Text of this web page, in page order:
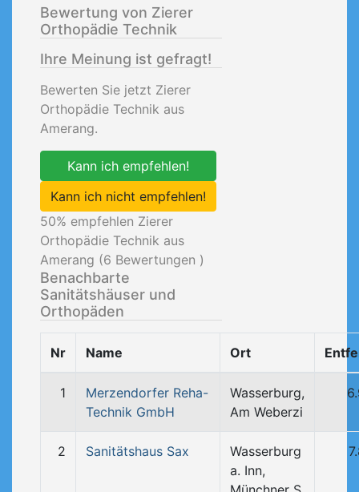
Bewertung von Zierer
Orthopädie Technik
Ihre Meinung ist gefragt!
Bewerten Sie jetzt Zierer
Orthopädie Technik aus
Amerang.
Kann ich empfehlen!
Kann ich nicht empfehlen!
50% empfehlen Zierer
Orthopädie Technik aus
Amerang (6 Bewertungen )
Benachbarte
Sanitätshäuser und
Orthopäden
Nr Name Ort
1
Merzendorfer Reha-
Technik GmbH
Wasserburg,
Am Weberzi
2 Sanitätshaus Sax
Wasserburg
a. Inn,